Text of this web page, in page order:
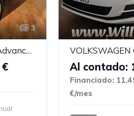
3
VOLKSWAGEN T-ROC Advance 2.0 TDI VOLKSWAGEN
Al contado:
Financiado:
€/mes